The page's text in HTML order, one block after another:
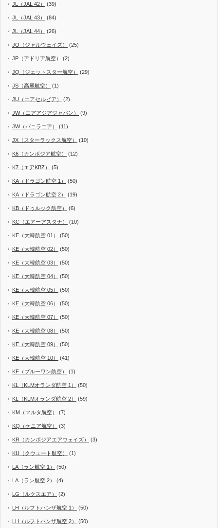
JL（JAL 42） (39)
JL（JAL 43） (84)
JL（JAL 44） (26)
JO（ジャルウェイズ） (25)
JP（アドリア航空） (2)
JQ（ジェットスター航空） (29)
JS（高麗航空） (1)
JU（エアセルビア） (2)
JW（エアアジアジャパン） (9)
JW（バニラエア） (11)
JX（スターラックス航空） (10)
K6（カンボジア航空） (12)
K7（エアKBZ） (5)
KA（ドラゴン航空 1） (50)
KA（ドラゴン航空 2） (19)
KB（ドゥルック航空） (6)
KC（エアーアスタナ） (10)
KE（大韓航空 01） (50)
KE（大韓航空 02） (50)
KE（大韓航空 03） (50)
KE（大韓航空 04） (50)
KE（大韓航空 05） (50)
KE（大韓航空 06） (50)
KE（大韓航空 07） (50)
KE（大韓航空 08） (50)
KE（大韓航空 09） (50)
KE（大韓航空 10） (41)
KF（ブルーワン航空） (1)
KL（KLMオランダ航空 1） (50)
KL（KLMオランダ航空 2） (59)
KM（マルタ航空） (7)
KQ（ケニア航空） (3)
KR（カンボジアエアウェイズ） (3)
KU（クウェート航空） (1)
LA（ラン航空 1） (50)
LA（ラン航空 2） (4)
LG（ルクスエア） (2)
LH（ルフトハンザ航空 1） (50)
LH（ルフトハンザ航空 2） (50)